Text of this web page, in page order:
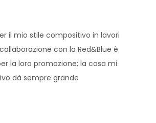
il mio stile compositivo in lavori
con la Red&Blue è
la loro promozione; la cosa mi
dà sempre grande